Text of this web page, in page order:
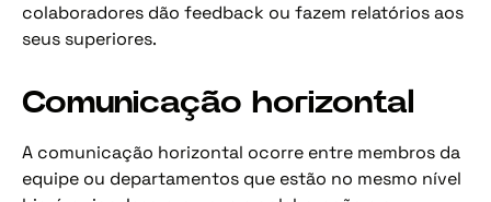
colaboradores dão feedback ou fazem relatórios aos
seus superiores.
Comunicação horizontal
A comunicação horizontal ocorre entre membros da
equipe ou departamentos que estão no mesmo nível